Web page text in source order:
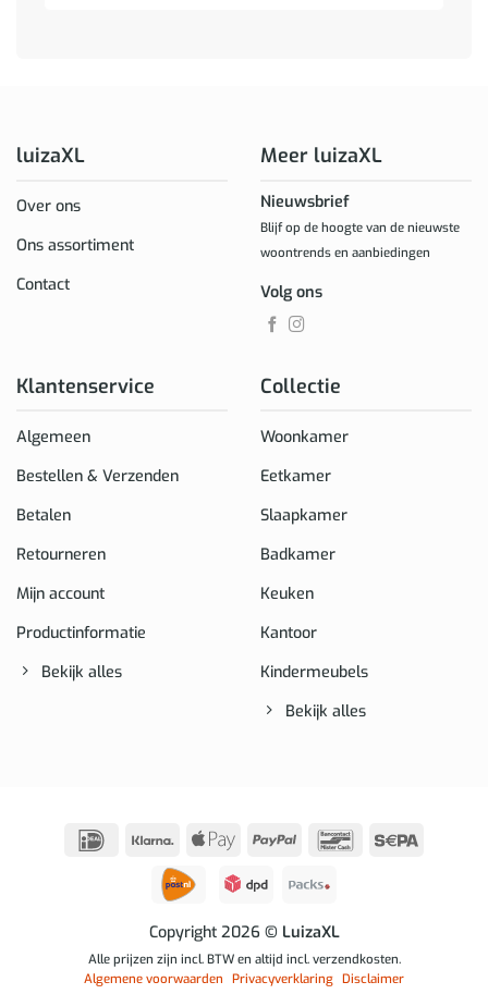
luizaXL
Over ons
Ons assortiment
Contact
Klantenservice
Algemeen
Bestellen & Verzenden
Betalen
Retourneren
Mijn account
Productinformatie
Bekijk alles
Collectie
Woonkamer
Eetkamer
Slaapkamer
Badkamer
Keuken
Kantoor
Kindermeubels
Bekijk alles
Meer luizaXL
Nieuwsbrief
Blijf op de hoogte van de nieuwste
woontrends en aanbiedingen
Volg ons
IDeal Klarna
Apple
PayPal Bancontact
Copyright 2026 © LuizaXL
Alle prijzen zijn incl. BTW en altijd incl. verzendkosten.
Algemene voorwaarden Privacyverklaring Disclaimer